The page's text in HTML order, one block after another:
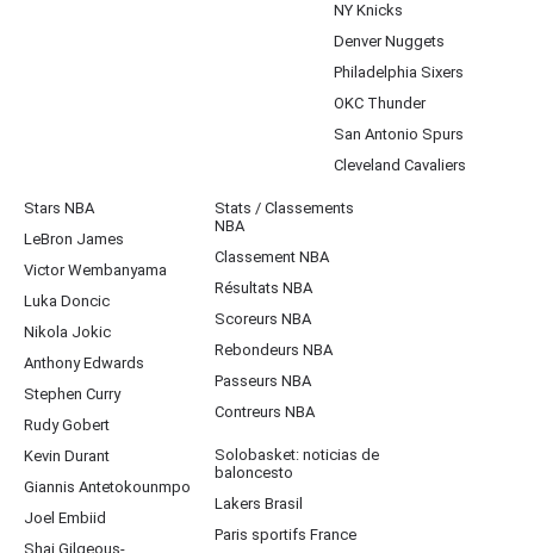
NY Knicks
Denver Nuggets
Philadelphia Sixers
OKC Thunder
San Antonio Spurs
Cleveland Cavaliers
Stars NBA
LeBron James
Victor Wembanyama
Luka Doncic
Nikola Jokic
Anthony Edwards
Stephen Curry
Rudy Gobert
Kevin Durant
Giannis Antetokounmpo
Joel Embiid
Shai Gilgeous-
Stats / Classements
NBA
Classement NBA
Résultats NBA
Scoreurs NBA
Rebondeurs NBA
Passeurs NBA
Contreurs NBA
Solobasket: noticias de
baloncesto
Lakers Brasil
Paris sportifs France